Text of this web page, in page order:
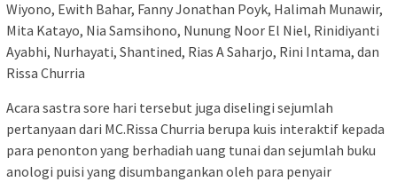
Wiyono, Ewith Bahar, Fanny Jonathan Poyk, Halimah Munawir,
Mita Katayo, Nia Samsihono, Nunung Noor El Niel, Rinidiyanti
Ayabhi, Nurhayati, Shantined, Rias A Saharjo, Rini Intama, dan
Rissa Churria
Acara sastra sore hari tersebut juga diselingi sejumlah
pertanyaan dari MC.Rissa Churria berupa kuis interaktif kepada
para penonton yang berhadiah uang tunai dan sejumlah buku
anologi puisi yang disumbangankan oleh para penyair